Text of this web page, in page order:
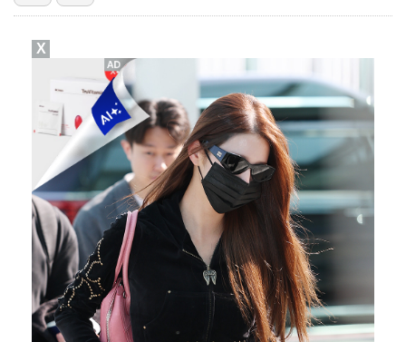
3승 사냥 시동 건 서교림 "샷·퍼트 만족스러워…좋은 …
박문성 "축구협회 성접대 의혹? 사실이면 국제 망신…사…
X